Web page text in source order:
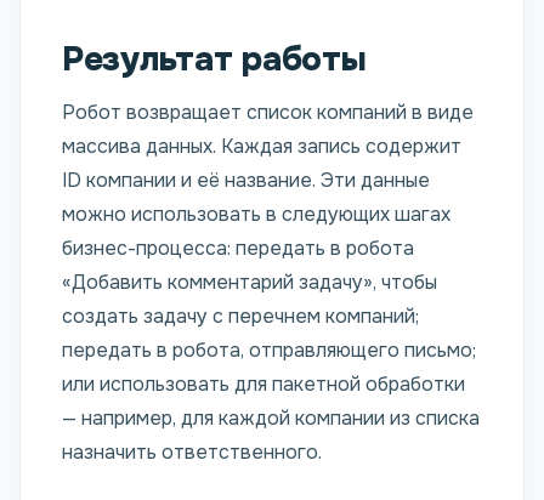
Результат работы
Робот возвращает список компаний в виде
массива данных. Каждая запись содержит
ID компании и её название. Эти данные
можно использовать в следующих шагах
бизнес-процесса: передать в робота
«Добавить комментарий задачу», чтобы
создать задачу с перечнем компаний;
передать в робота, отправляющего письмо;
или использовать для пакетной обработки
— например, для каждой компании из списка
назначить ответственного.